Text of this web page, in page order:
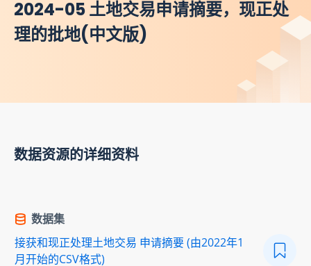
2024-05 土地交易申请摘要，现正处
理的批地(中文版)
数据资源的详细资料
数据集
接获和现正处理土地交易 申请摘要 (由2022年1
月开始的CSV格式)